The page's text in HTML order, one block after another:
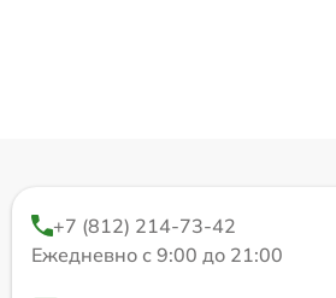
+7 (812) 214-73-42
Ежедневно с 9:00 до 21:00